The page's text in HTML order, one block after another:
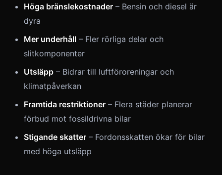
Höga bränslekostnader – Bensin och diesel är
dyra
Mer underhåll – Fler rörliga delar och
slitkomponenter
Utsläpp – Bidrar till luftföroreningar och
klimatpåverkan
Framtida restriktioner – Flera städer planerar
förbud mot fossildrivna bilar
Stigande skatter – Fordonsskatten ökar för bilar
med höga utsläpp